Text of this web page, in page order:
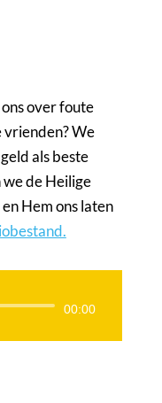
over foute
We
als beste
de Heilige
Hem ons laten
00:00